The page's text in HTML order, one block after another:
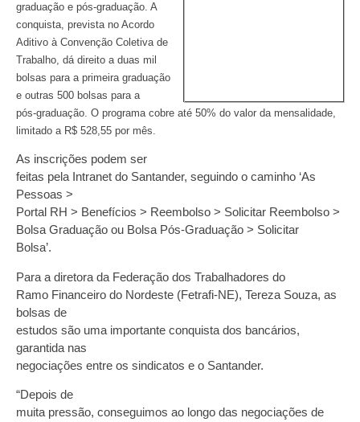
graduação e pós-graduação. A
conquista, prevista no Acordo
Aditivo à Convenção Coletiva de
Trabalho, dá direito a duas mil
bolsas para a primeira graduação
e outras 500 bolsas para a
pós-graduação. O programa cobre até 50% do valor da mensalidade,
limitado a R$ 528,55 por mês.
As inscrições podem ser
feitas pela Intranet do Santander, seguindo o caminho ‘As
Pessoas >
Portal RH > Benefícios > Reembolso > Solicitar Reembolso >
Bolsa Graduação ou Bolsa Pós-Graduação > Solicitar
Bolsa’.
Para a diretora da Federação dos Trabalhadores do
Ramo Financeiro do Nordeste (Fetrafi-NE), Tereza Souza, as
bolsas de
estudos são uma importante conquista dos bancários,
garantida nas
negociações entre os sindicatos e o Santander.
“Depois de
muita pressão, conseguimos ao longo das negociações de